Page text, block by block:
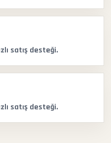
satış desteği.
satış desteği.